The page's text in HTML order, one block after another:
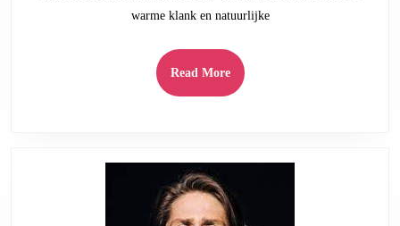
warme klank en natuurlijke
Read MoreRead
More